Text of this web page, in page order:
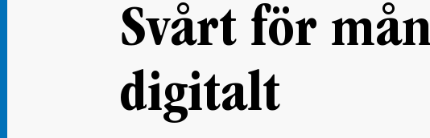
Svårt för
digitalt